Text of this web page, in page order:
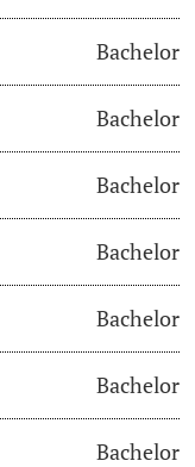
Bachelor
Bachelor
Bachelor
Bachelor
Bachelor
Bachelor
Bachelor